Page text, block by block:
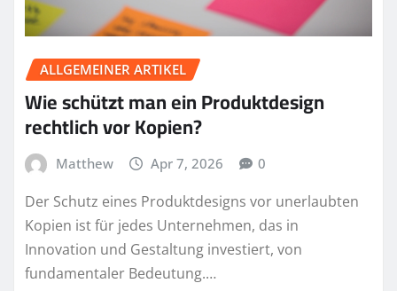
ALLGEMEINER ARTIKEL
Wie schützt man ein Produktdesign
rechtlich vor Kopien?
Matthew Apr 7, 2026 0
Der Schutz eines Produktdesigns vor unerlaubten
Kopien ist für jedes Unternehmen, das in
Innovation und Gestaltung investiert, von
fundamentaler Bedeutung.…